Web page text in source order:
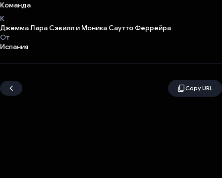
Команда
К
Джемма Лара Сэвилл и Моника Саутто Феррейра
От
Испания